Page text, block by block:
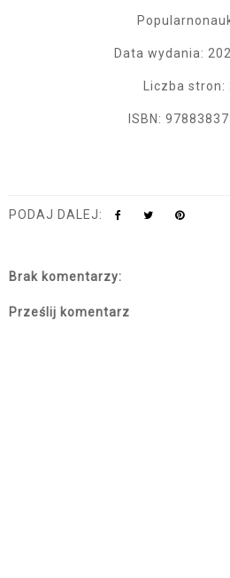
Data wydania:
Liczba stron:
ISBN:
PODAJ DALEJ:
Brak komentarzy:
Prześlij komentarz